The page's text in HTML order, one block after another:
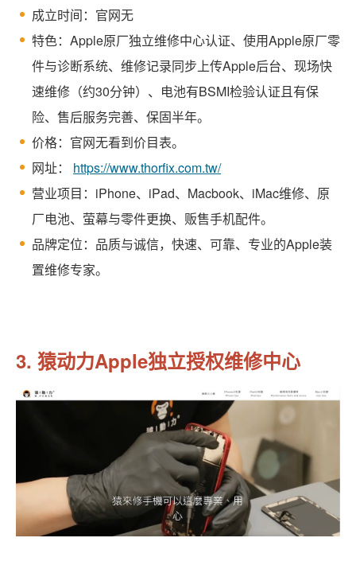
成立时间：官网无
特色：Apple原厂独立维修中心认证、使用Apple原厂零
件与诊断系统、维修记录同步上传Apple后台、现场快
速维修（约30分钟）、电池有BSMI检验认证且有保
险、售后服务完善、保固半年。
价格：官网无看到价目表。
网址： https://www.thorfix.com.tw/
营业项目：iPhone、iPad、Macbook、iMac维修、原
厂电池、萤幕与零件更换、贩售手机配件。
品牌定位：品质与诚信，快速、可靠、专业的Apple装
置维修专家。
3. 猿动力Apple独立授权维修中心